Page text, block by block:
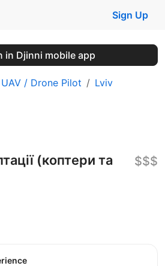
Sign Up
in Djinni mobile app
UAV / Drone Pilot Lviv
(коптери та
$$$